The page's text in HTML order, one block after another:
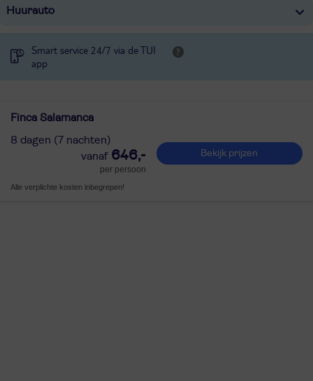
Huurauto
Smart service 24/7 via de TUI
app
Finca Salamanca
8 dagen (7 nachten)
646,-
per persoon
Bekijk prijzen
Alle verplichte kosten inbegrepen!